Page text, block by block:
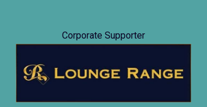
Corporate Supporter